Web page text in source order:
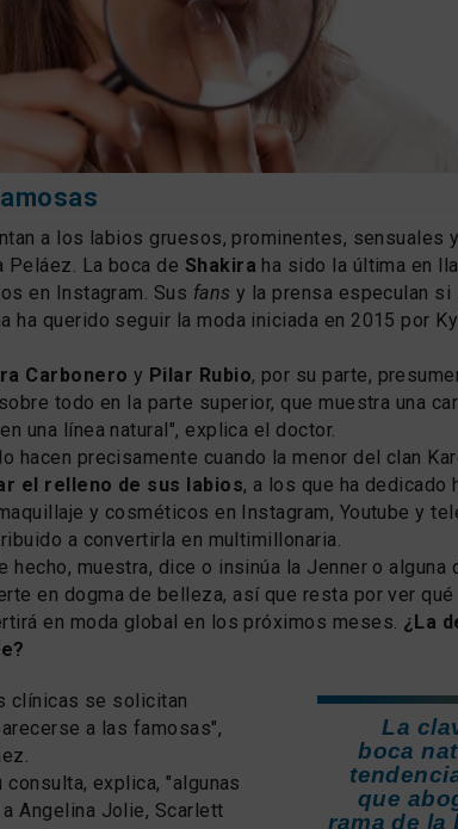
a los labios gruesos, prominentes, sensuales y
Peláez. La boca de Shakira ha sido la última en
en Instagram. Sus fans y la prensa especulan si
ha querido seguir la moda iniciada en 2015 por
Carbonero y Pilar Rubio, por su parte,
todo en la parte superior, que muestra una
una línea natural", explica el doctor.
hacen precisamente cuando la menor del clan
el relleno de sus labios, a los que ha dedicado
y cosméticos en Instagram, Youtube y
a convertirla en multimillonaria.
hecho, muestra, dice o insinúa la Jenner o alguna
en dogma de belleza, así que resta por ver qué
en moda global en los próximos meses. ¿La
La
boca
que
rama de la
clínicas se solicitan
a las famosas",
consulta, explica, "algunas
Angelina Jolie, Scarlett